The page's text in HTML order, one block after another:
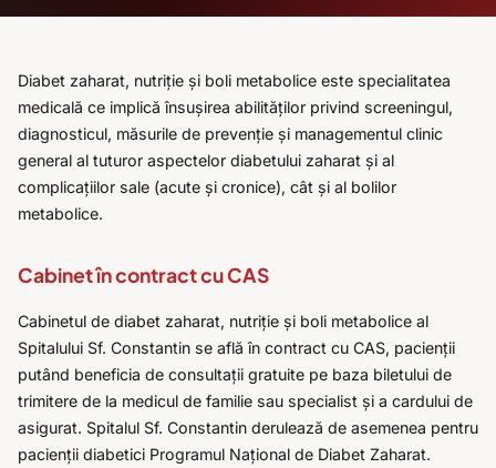
Diabet zaharat, nutriție și boli metabolice este specialitatea
medicală ce implică însușirea abilităților privind screeningul,
diagnosticul, măsurile de prevenție și managementul clinic
general al tuturor aspectelor diabetului zaharat și al
complicațiilor sale (acute și cronice), cât și al bolilor
metabolice.
Cabinet în contract cu CAS
Cabinetul de diabet zaharat, nutriție și boli metabolice al
Spitalului Sf. Constantin se află în contract cu CAS, pacienții
putând beneficia de consultații gratuite pe baza biletului de
trimitere de la medicul de familie sau specialist și a cardului de
asigurat. Spitalul Sf. Constantin derulează de asemenea pentru
pacienții diabetici Programul Național de Diabet Zaharat.